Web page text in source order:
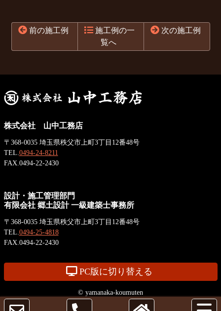
前の施工例
施工例の一
覧へ
次の施工例
ン
ツ
文
の
先
頭
る
の
先
へ
戻
る
店
株式会社 山中工務店
〒368-0035 埼玉県秩父市上町3丁目12番48号
TEL. 0494-24-8211
FAX.0494-22-2430
設計・施工管理部門
有限会社 郷土設計 一級建築士事務所
〒368-0035 埼玉県秩父市上町3丁目12番48号
TEL. 0494-25-4818
FAX.0494-22-2430
PC版に切り替える
© yamanaka-koumuten
サ